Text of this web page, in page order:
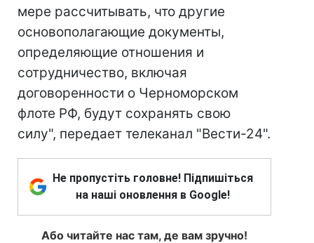
мере рассчитывать, что другие
основополагающие документы,
определяющие отношения и
сотрудничество, включая
договоренности о Черноморском
флоте РФ, будут сохранять свою
силу", передает телеканал "Вести-24".
Не пропустіть головне! Підпишіться
на наші оновлення в Google!
Або читайте нас там, де вам зручно!